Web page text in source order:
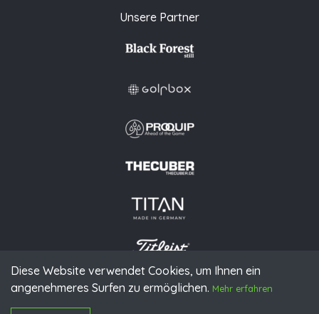
Diese Website verwendet Cookies, um Ihnen ein
angenehmeres Surfen zu ermöglichen. Mehr erfahren
Unsere Partner
© 2026 PGAoG